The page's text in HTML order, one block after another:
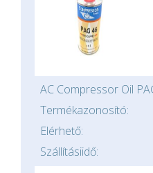
AC Compressor Oil
Termékazonosító:
Elérhető:
Szállításiidő: